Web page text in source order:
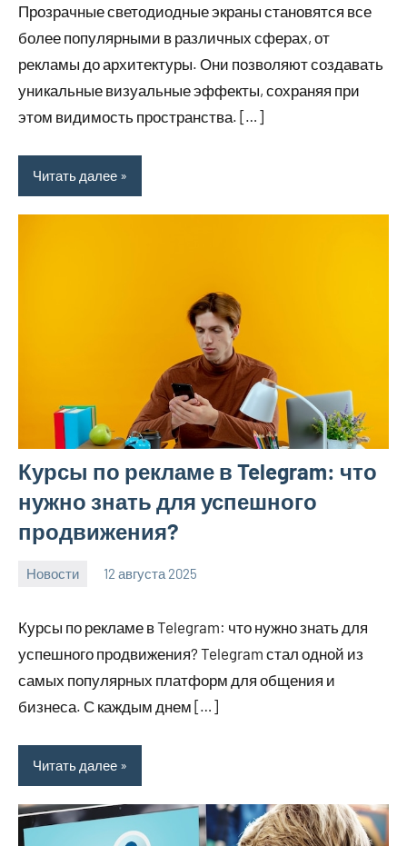
Прозрачные светодиодные экраны становятся все
более популярными в различных сферах, от
рекламы до архитектуры. Они позволяют создавать
уникальные визуальные эффекты, сохраняя при
этом видимость пространства. […]
Читать далее
Курсы по рекламе в Telegram: что
нужно знать для успешного
продвижения?
Новости 12 августа 2025
Курсы по рекламе в Telegram: что нужно знать для
успешного продвижения? Telegram стал одной из
самых популярных платформ для общения и
бизнеса. С каждым днем […]
Читать далее